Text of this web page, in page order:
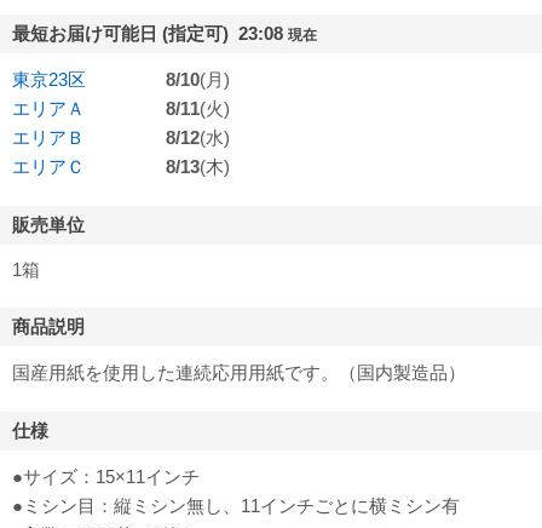
最短お届け可能日 (指定可) 23:08 現在
東京23区 8/10(月)
エリアＡ
8/11(火)
エリアＢ
8/12(水)
エリアＣ
8/13(木)
販売単位
1箱
商品説明
国産用紙を使用した連続応用用紙です。（国内製造品）
仕様
●サイズ：15×11インチ
●ミシン目：縦ミシン無し、11インチごとに横ミシン有